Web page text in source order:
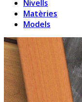
Nivells
Matèries
Models